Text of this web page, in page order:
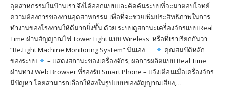
อุตสาหกรรมในบ้านเรา จึงได้ออกแบบและคิดค้นระบบที่จะมาตอบโจทย์
ความต้องการของงานอุตสาหกรรม เพื่อที่จะช่วยเพิ่มประสิทธิภาพในการ
ทำงานของโรงงานให้ดีมากยิ่งขึ้น ด้วย ระบบดูสถานะเครื่องจักรแบบ Real
Time ผ่านสัญญาณไฟ Tower Light แบบ Wireless หรือที่เราเรียกกันว่า
“Be.Light Machine Monitoring System” นั่นเอง
คุณสมบัติหลัก
ของระบบ
– แสดงสถานะของเครื่องจักร, ผลการผลิตแบบ Real Time
ผ่านทาง Web Browser ที่รองรับ Smart Phone – แจ้งเตือนเมื่อเครื่องจักร
มีปัญหา โดยสามารถเลือกให้ส่งในรูปแบบของสัญญาณเสียง,…